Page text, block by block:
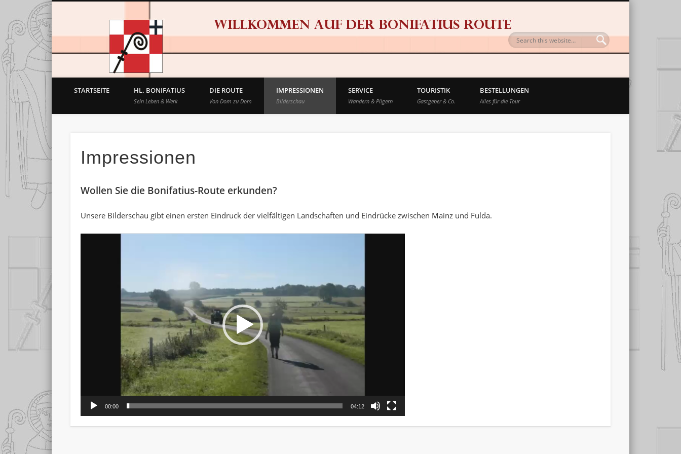
STARTSEITE HL. BONIFATIUS
Sein Leben & Werk
DIE ROUTE
Von Dom zu Dom
IMPRESSIONEN
Bilderschau
SERVICE
Wandern & Pilgern
TOURISTIK
Gastgeber & Co.
BESTELLUNGEN
Alles für die Tour
Impressionen
Wollen Sie die Bonifatius-Route erkunden?
Unsere Bilderschau gibt einen ersten Eindruck der vielfältigen Landschaften und Eindrücke zwischen Mainz und Fulda.
00:00 04:12